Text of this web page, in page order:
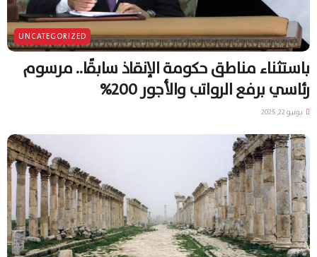
UNCATEGORIZED
باستثناء مناطق حكومة الإنقاذ سابقًا.. مرسوم
رئاسي برفع الرواتب والأجور 200%
يونيو 22, 2025